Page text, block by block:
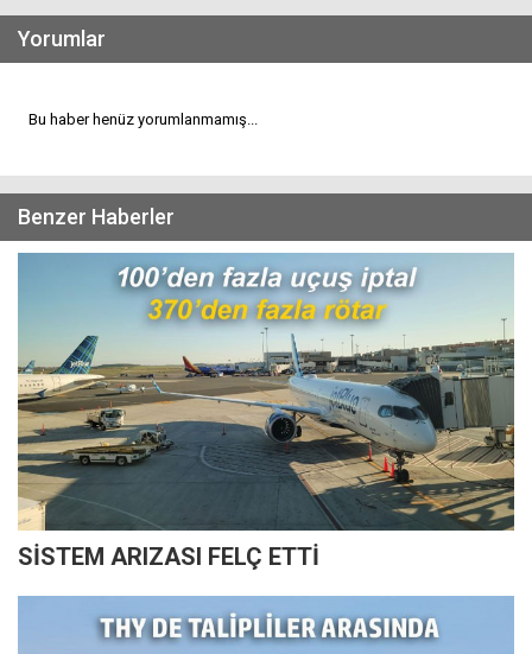
Yorumlar
Bu haber henüz yorumlanmamış...
Benzer Haberler
SİSTEM ARIZASI FELÇ ETTİ